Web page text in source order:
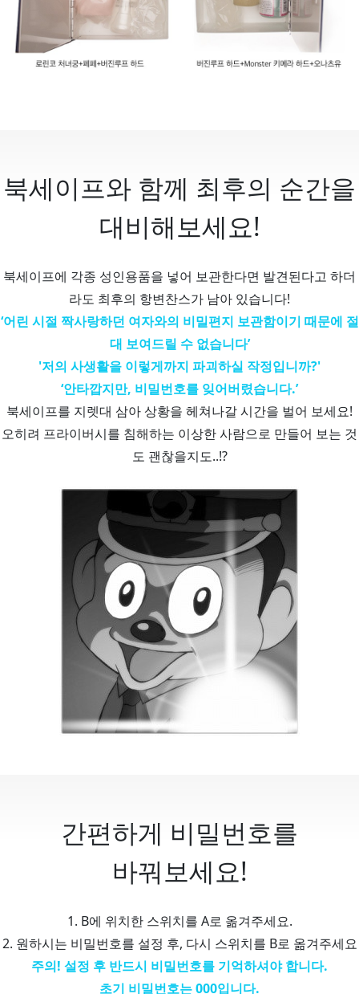
북세이프와 함께 최후의 순간을
대비해보세요!
북세이프에 각종 성인용품을 넣어 보관한다면 발견된다고 하더
라도 최후의 항변찬스가 남아 있습니다!
‘어린 시절 짝사랑하던 여자와의 비밀편지 보관함이기 때문에 절
대 보여드릴 수 없습니다’
'저의 사생활을 이렇게까지 파괴하실 작정입니까?'
‘안타깝지만, 비밀번호를 잊어버렸습니다.’
북세이프를 지렛대 삼아 상황을 헤쳐나갈 시간을 벌어 보세요!
오히려 프라이버시를 침해하는 이상한 사람으로 만들어 보는 것
도 괜찮을지도..!?
간편하게 비밀번호를
바꿔보세요!
1. B에 위치한 스위치를 A로 옮겨주세요.
2. 원하시는 비밀번호를 설정 후, 다시 스위치를 B로 옮겨주세요
주의! 설정 후 반드시 비밀번호를 기억하셔야 합니다.
초기 비밀번호는 000입니다.